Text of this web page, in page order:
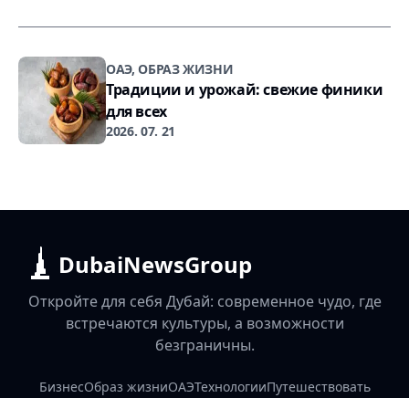
ОАЭ, ОБРАЗ ЖИЗНИ
Традиции и урожай: свежие финики
для всех
2026. 07. 21
DubaiNewsGroup
Откройте для себя Дубай: современное чудо, где
встречаются культуры, а возможности
безграничны.
БизнесОбраз жизниОАЭТехнологииПутешествовать